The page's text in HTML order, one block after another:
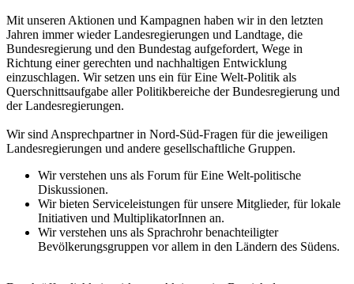
Mit unseren Aktionen und Kampagnen haben wir in den letzten
Jahren immer wieder Landesregierungen und Landtage, die
Bundesregierung und den Bundestag aufgefordert, Wege in
Richtung einer gerechten und nachhaltigen Entwicklung
einzuschlagen. Wir setzen uns ein für Eine Welt-Politik als
Querschnittsaufgabe aller Politikbereiche der Bundesregierung und
der Landesregierungen.
Wir sind Ansprechpartner in Nord-Süd-Fragen für die jeweiligen
Landesregierungen und andere gesellschaftliche Gruppen.
Wir verstehen uns als Forum für Eine Welt-politische
Diskussionen.
Wir bieten Serviceleistungen für unsere Mitglieder, für lokale
Initiativen und MultiplikatorInnen an.
Wir verstehen uns als Sprachrohr benachteiligter
Bevölkerungsgruppen vor allem in den Ländern des Südens.